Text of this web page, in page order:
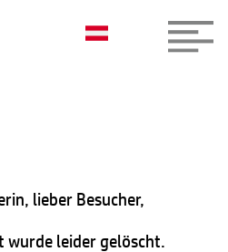
lieber Besucher,
wurde leider gelöscht.